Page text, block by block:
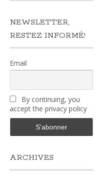
NEWSLETTER,
RESTEZ INFORMÉ!
Email
By continuing, you
accept the privacy policy
ARCHIVES